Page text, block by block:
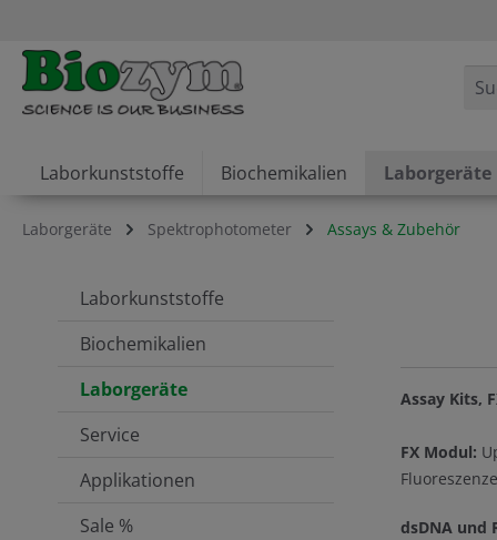
Laborkunststoffe Biochemikalien Laborgeräte
Laborgeräte Spektrophotometer Assays & Zubehör
Laborkunststoffe
Biochemikalien
Laborgeräte
Service
Applikationen
Sale %
Assay Kits,
FX Modul:
dsDNA und